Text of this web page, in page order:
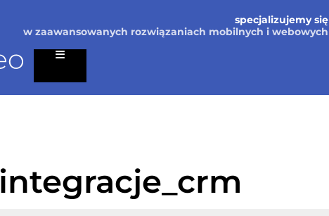
specjalizujemy się
w zaawansowanych rozwiązaniach mobilnych i webowych
integracje_crm